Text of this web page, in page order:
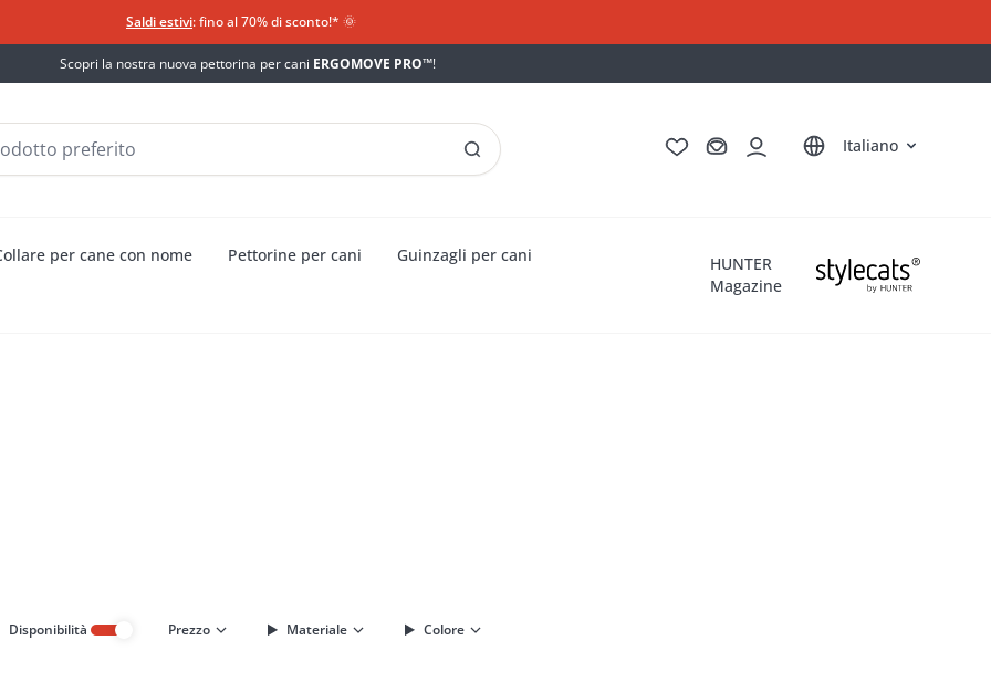
Saldi estivi: fino al 70% di sconto!*​ 🌞
Scopri la nostra nuova pettorina per cani ERGOMOVE PRO™!
Deutsch
English
Français
Nederlands
Italiano
per cane con nome Pettorine per cani
Guinzagli per cani
HUNTER
Magazine
Disponibilità Prezzo Materiale Colore